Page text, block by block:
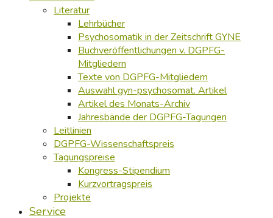
Literatur
Lehrbücher
Psychosomatik in der Zeitschrift GYNE
Buchveröffentlichungen v. DGPFG-
Mitgliedern
Texte von DGPFG-Mitgliedern
Auswahl gyn-psychosomat. Artikel
Artikel des Monats-Archiv
Jahresbände der DGPFG-Tagungen
Leitlinien
DGPFG-Wissenschaftspreis
Tagungspreise
Kongress-Stipendium
Kurzvortragspreis
Projekte
Service